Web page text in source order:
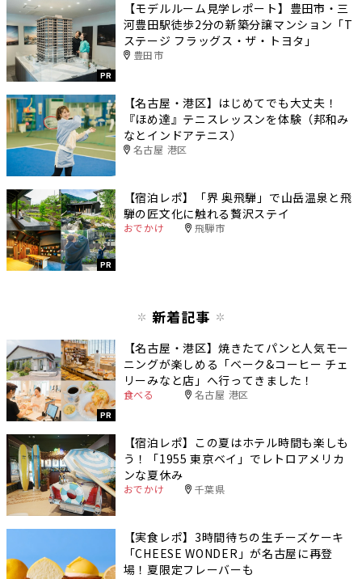
PR
【モデルルーム見学レポート】豊田市・三
河豊田駅徒歩2分の新築分譲マンション「T
ステージ フラッグス・ザ・トヨタ」
豊田市
【名古屋・港区】はじめてでも大丈夫！
『ほめ達』テニスレッスンを体験（邦和み
なとインドアテニス）
名古屋 港区
PR
【宿泊レポ】「界 奥飛騨」で山岳温泉と飛
騨の匠文化に触れる贅沢ステイ
おでかけ 飛騨市
新着記事
PR
【名古屋・港区】焼きたてパンと人気モー
ニングが楽しめる「ベーク&コーヒー チェ
リーみなと店」へ行ってきました！
食べる 名古屋 港区
【宿泊レポ】この夏はホテル時間も楽しも
う！「1955 東京ベイ」でレトロアメリカ
ンな夏休み
おでかけ 千葉県
【実食レポ】3時間待ちの生チーズケーキ
「CHEESE WONDER」が名古屋に再登
場！夏限定フレーバーも